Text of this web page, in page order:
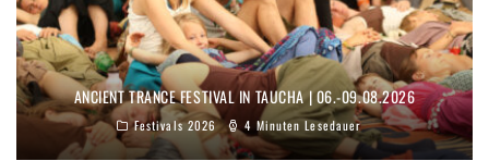
ANCIENT TRANCE FESTIVAL IN TAUCHA | 06.-09.08.2026
Festivals 2026 4 Minuten Lesedauer